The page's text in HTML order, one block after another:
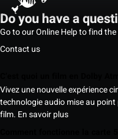
Do you have a
Go to our Online Help to find
Contact us
Vivez une nouvelle expérience
technologie audio mise au
film. En savoir plus